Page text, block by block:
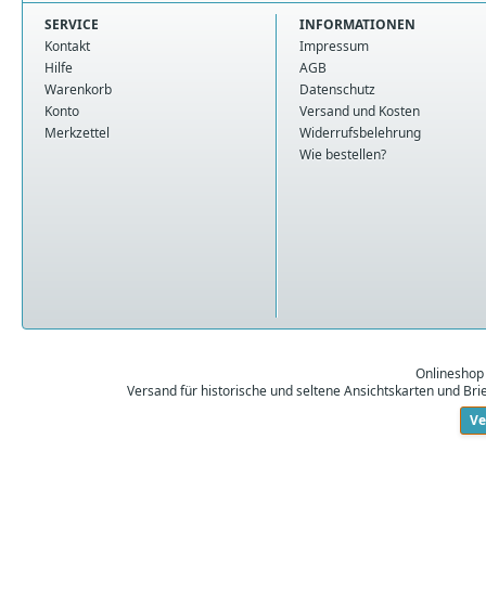
SERVICE
Kontakt
Hilfe
Warenkorb
Konto
Merkzettel
INFORMATIONEN
Impressum
AGB
Datenschutz
Versand und Kosten
Widerrufsbelehrung
Wie bestellen?
Versand für historische und seltene Ansichtskarten und